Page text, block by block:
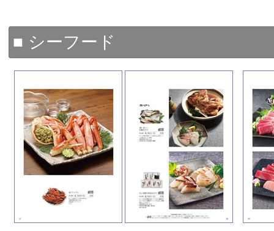
■ シーフード